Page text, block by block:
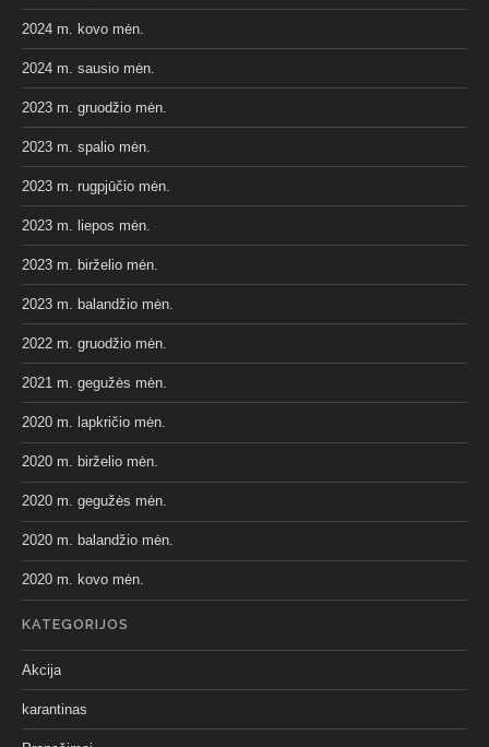
2024 m. kovo mėn.
2024 m. sausio mėn.
2023 m. gruodžio mėn.
2023 m. spalio mėn.
2023 m. rugpjūčio mėn.
2023 m. liepos mėn.
2023 m. birželio mėn.
2023 m. balandžio mėn.
2022 m. gruodžio mėn.
2021 m. gegužės mėn.
2020 m. lapkričio mėn.
2020 m. birželio mėn.
2020 m. gegužės mėn.
2020 m. balandžio mėn.
2020 m. kovo mėn.
KATEGORIJOS
Akcija
karantinas